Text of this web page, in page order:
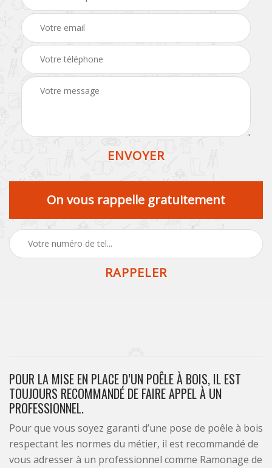
On vous rappelle gratuitement
POUR LA MISE EN PLACE D’UN POÊLE À BOIS, IL EST
TOUJOURS RECOMMANDÉ DE FAIRE APPEL À UN
PROFESSIONNEL.
Pour que vous soyez garanti d’une pose de poêle à bois
respectant les normes du métier, il est recommandé de
vous adresser à un professionnel comme Ramonage de